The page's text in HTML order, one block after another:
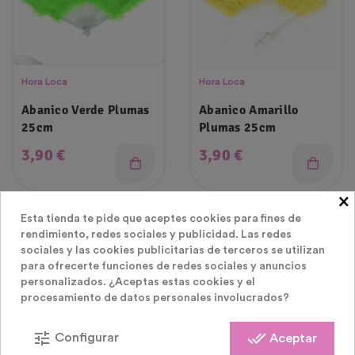
Hora Loca
Abanico Verde Plumas
25cm
Precio
3,90 €
Hora Loca
Abanico Amarillo
Plumas 25cm
Precio
3,90 €
×
Esta tienda te pide que aceptes cookies para fines de
rendimiento, redes sociales y publicidad. Las redes
sociales y las cookies publicitarias de terceros se utilizan
para ofrecerte funciones de redes sociales y anuncios
personalizados. ¿Aceptas estas cookies y el
procesamiento de datos personales involucrados?
done_all Aceptar
tune Configurar